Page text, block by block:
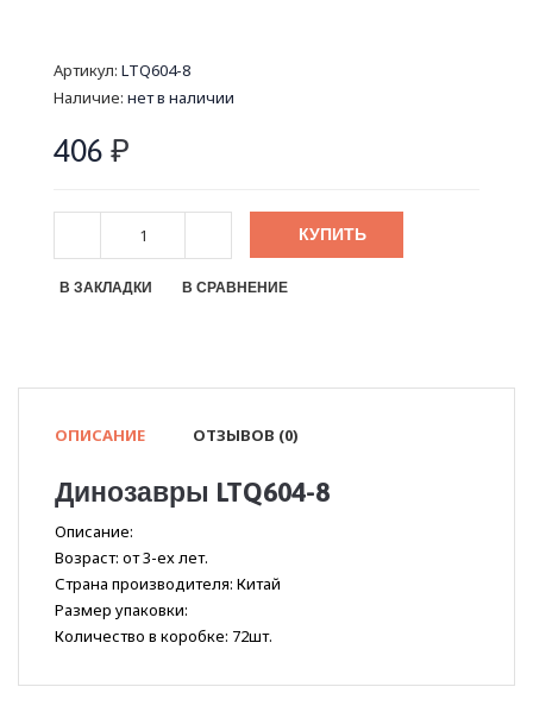
Артикул: LTQ604-8
Наличие: нет в наличии
406 ₽
КУПИТЬ
В ЗАКЛАДКИ В СРАВНЕНИЕ
ОПИСАНИЕ ОТЗЫВОВ (0)
Динозавры LTQ604-8
Описание:
Возраст: от 3-ех лет.
Страна производителя: Китай
Размер упаковки:
Количество в коробке: 72шт.